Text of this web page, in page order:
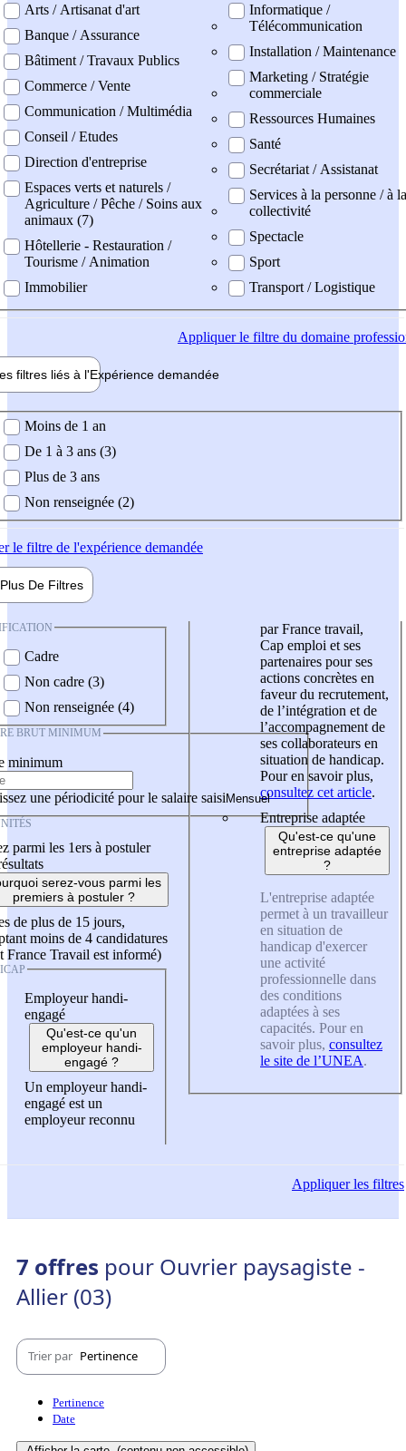
Arts / Artisanat d'art
Banque / Assurance
Bâtiment / Travaux Publics
Commerce / Vente
Communication / Multimédia
Conseil / Etudes
Direction d'entreprise
Espaces verts et naturels /
Agriculture / Pêche / Soins aux
animaux (7)
Hôtellerie - Restauration /
Tourisme / Animation
Immobilier
Informatique /
Télécommunication
Installation / Maintenance
Marketing / Stratégie
commerciale
Ressources Humaines
Santé
Secrétariat / Assistanat
Services à la personne / à la
collectivité
Spectacle
Sport
Transport / Logistique
Appliquerle filtre du domaine
filtres liés à l'Expérience demandée
demandée
Moins de 1 an
De 1 à 3 ans (3)
Plus de 3 ans
Non renseignée (2)
le filtre de l'expérience demandée
Plus De Filtres
Cadre
Non cadre (3)
Non renseignée (4)
BRUT MINIMUM
minimum
une périodicité pour le salaire saisi
parmi les 1ers à postuler
serez-vous parmi les
premiers à postuler ?
de plus de 15 jours,
moins de 4 candidatures
France Travail est informé)
Employeur handi-
engagé
Qu'est-ce qu'un
employeur handi-
engagé ?
Un employeur handi-
engagé est un
employeur reconnu
par France travail,
Cap emploi et ses
partenaires pour ses
actions concrètes en
faveur du recrutement,
de l’intégration et de
l’accompagnement de
ses collaborateurs en
situation de handicap.
Pour en savoir plus,
consultez cet article.
Entreprise adaptée
Qu'est-ce qu'une
entreprise adaptée
?
L'entreprise adaptée
permet à un travailleur
en situation de
handicap d'exercer
une activité
professionnelle dans
des conditions
adaptées à ses
capacités. Pour en
savoir plus, consultez
le site de l’UNEA.
Appliquerles filtres
7 offres pour Ouvrier paysagiste -
Allier (03)
Trier par Pertinence
Pertinence
Date